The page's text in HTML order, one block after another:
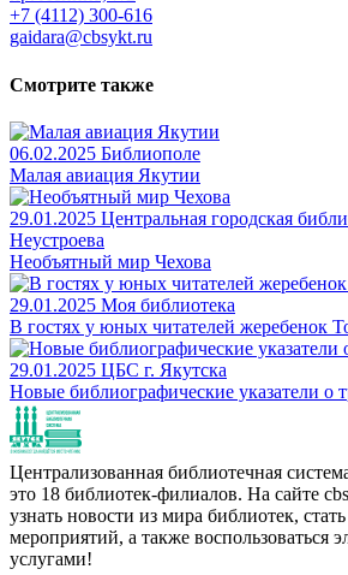
+7 (4112) 300-616
gaidara@cbsykt.ru
Смотрите также
06.02.2025 Библиополе
Малая авиация Якутии
29.01.2025 Центральная городская
Неустроева
Необъятный мир Чехова
29.01.2025 Моя библиотека
В гостях у юных читателей жеребенок
29.01.2025 ЦБС г. Якутска
Новые библиографические указатели о
Централизованная библиотечная
это 18 библиотек-филиалов. На сайте
узнать новости из мира библиотек,
мероприятий, а также воспользоваться
услугами!